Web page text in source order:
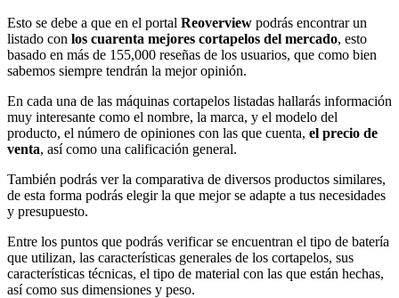
Esto se debe a que en el portal Reoverview podrás encontrar un
listado con los cuarenta mejores cortapelos del mercado, esto
basado en más de 155,000 reseñas de los usuarios, que como bien
sabemos siempre tendrán la mejor opinión.
En cada una de las máquinas cortapelos listadas hallarás información
muy interesante como el nombre, la marca, y el modelo del
producto, el número de opiniones con las que cuenta, el precio de
venta, así como una calificación general.
También podrás ver la comparativa de diversos productos similares,
de esta forma podrás elegir la que mejor se adapte a tus necesidades
y presupuesto.
Entre los puntos que podrás verificar se encuentran el tipo de batería
que utilizan, las características generales de los cortapelos, sus
características técnicas, el tipo de material con las que están hechas,
así como sus dimensiones y peso.